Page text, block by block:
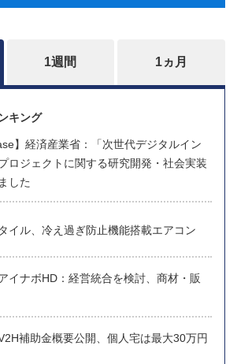
1週間 1ヵ月
キング
】経済産業省：「次世代デジタルイン
ロジェクトに関する研究開発・社会実装
した
イル、冷え過ぎ防止機能搭載エアコン
イナボHD：経営統合を検討、商材・販
補助金概要公開、個人宅は最大30万円